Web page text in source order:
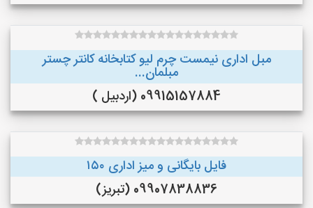
مبل اداری نیمست چرم لیو کتابخانه کانتر چستر
مبلمان...
09915157884 (اردبیل )
فایل بایگانی و میز اداری ۱۵۰
09907838836 (تبریز)